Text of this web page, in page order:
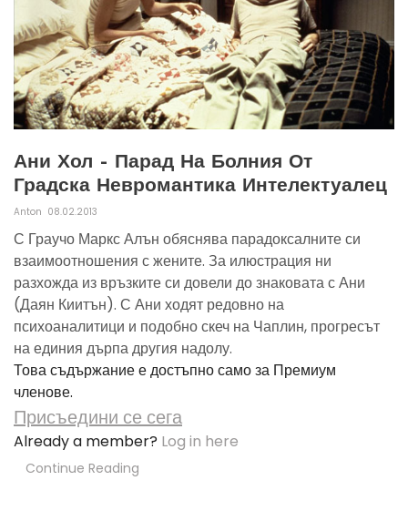
Ани Хол – Парад На Болния От
Градска Невромантика Интелектуалец
Anton 08.02.2013
С Граучо Маркс Алън обяснява парадоксалните си
взаимоотношения с жените. За илюстрация ни
разхожда из връзките си довели до знаковата с Ани
(Даян Киитън). С Ани ходят редовно на
психоаналитици и подобно скеч на Чаплин, прогресът
на единия дърпа другия надолу.
Това съдържание е достъпно само за Премиум
членове.
Присъедини се сега
Already a member? Log in here
Continue Reading